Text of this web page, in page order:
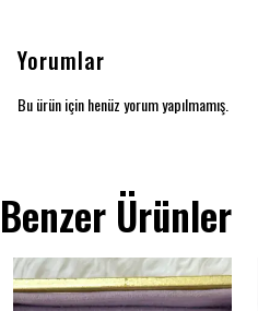
Yorumlar
Bu ürün için henüz yorum yapılmamış.
Benzer Ürünler